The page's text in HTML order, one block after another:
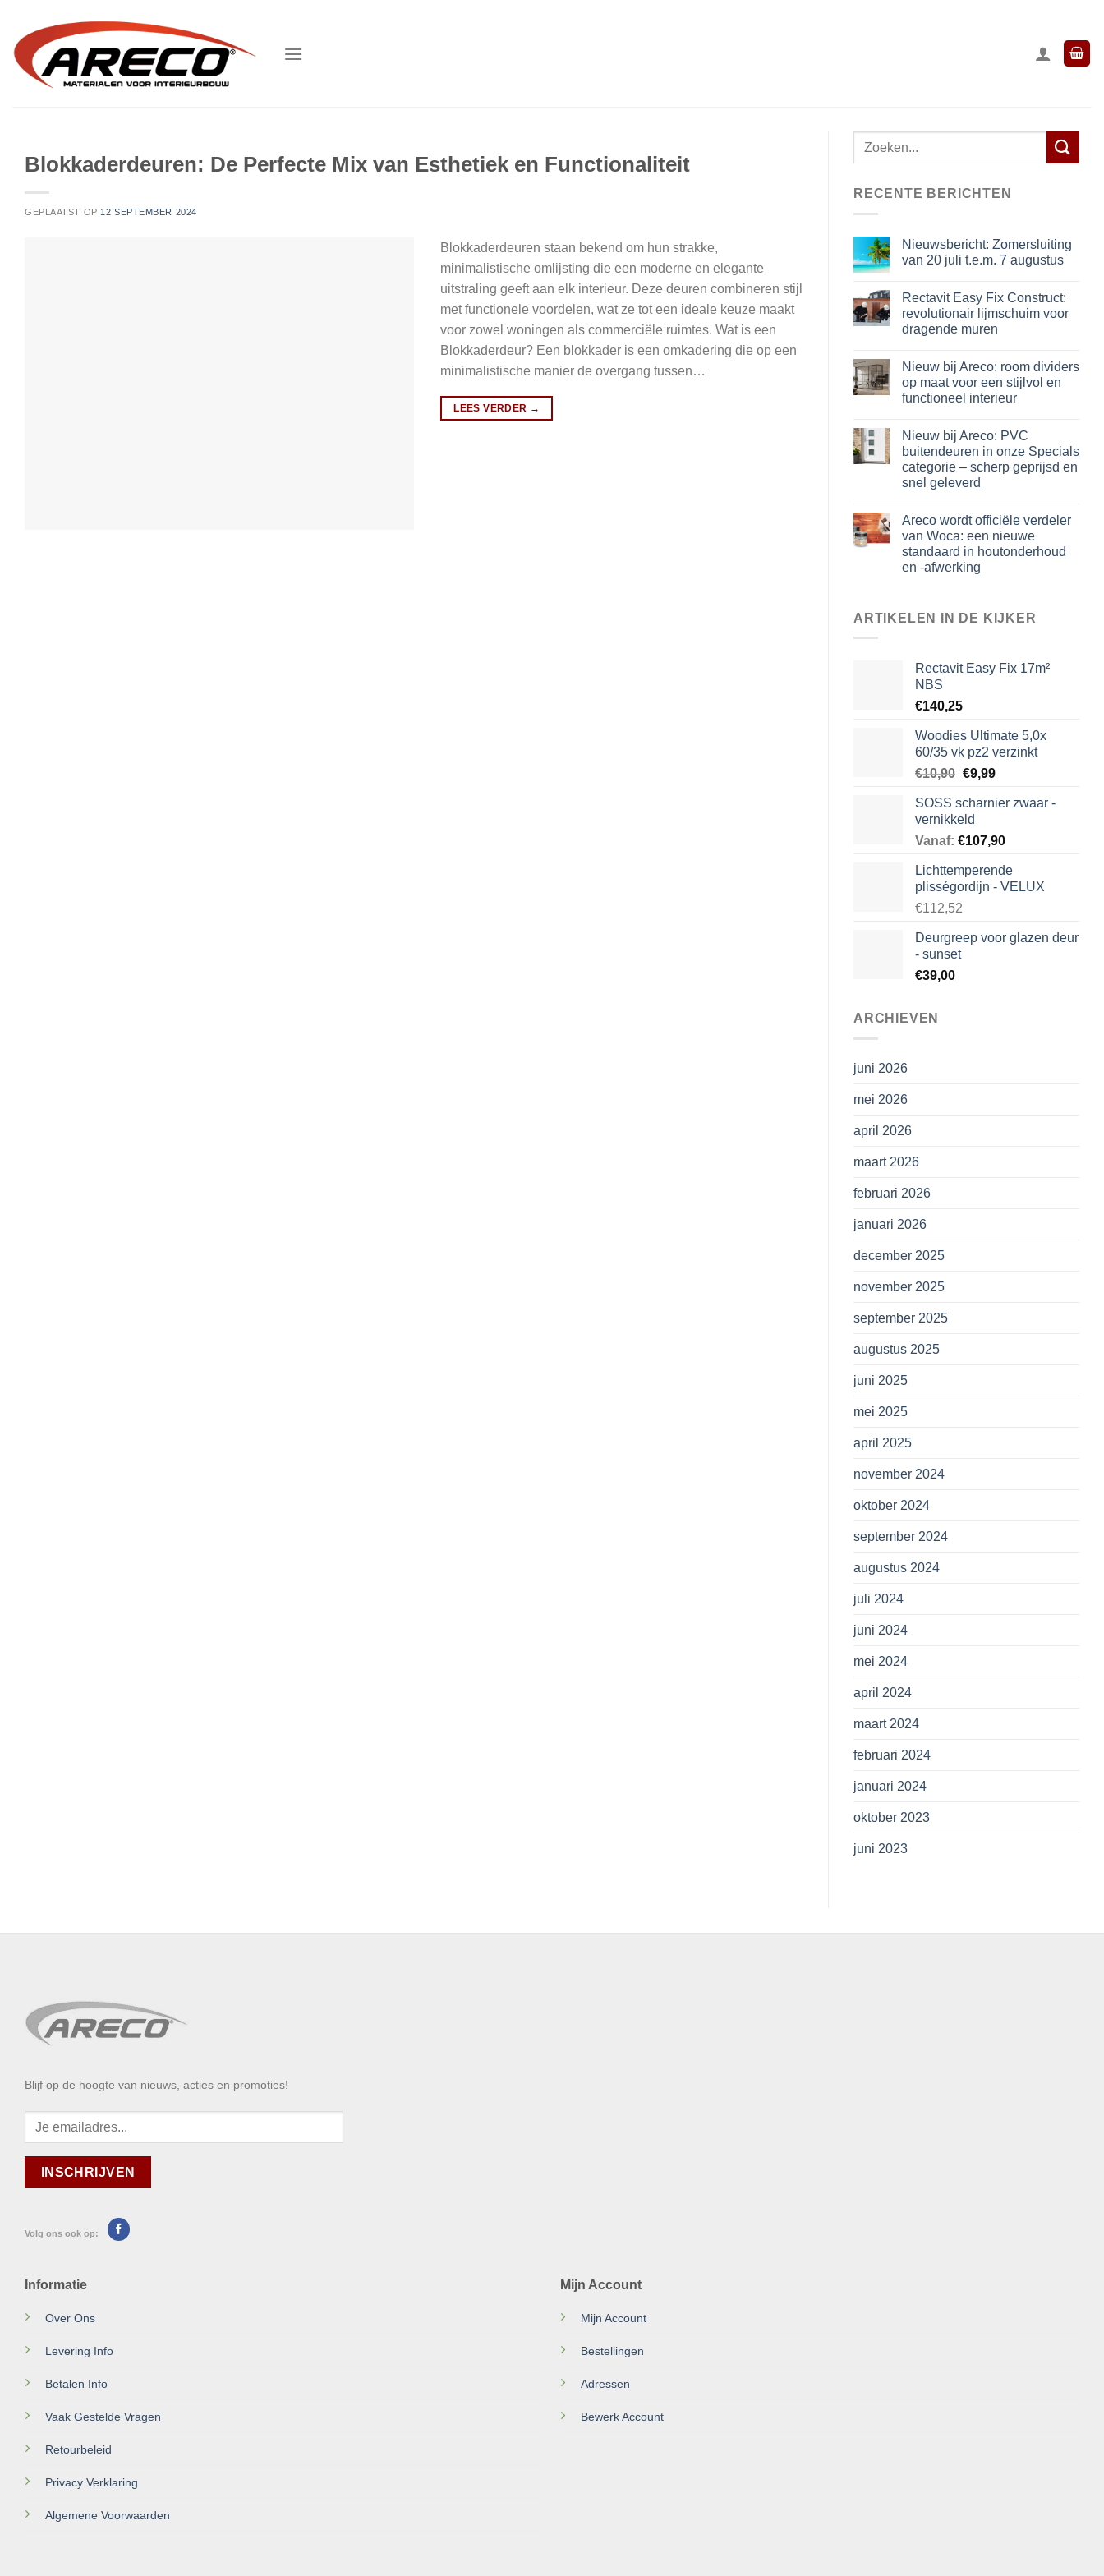
inhoud
Blokkaderdeuren: De Perfecte Mix van Esthetiek en Functionaliteit
GEPLAATST OP 12 SEPTEMBER 2024
Blokkaderdeuren staan bekend om hun strakke,
minimalistische omlijsting die een moderne en elegante
uitstraling geeft aan elk interieur. Deze deuren combineren stijl
met functionele voordelen, wat ze tot een ideale keuze maakt
voor zowel woningen als commerciële ruimtes. Wat is een
Blokkaderdeur? Een blokkader is een omkadering die op een
minimalistische manier de overgang tussen…
LEES VERDER →
Zoeken
naar:
RECENTE BERICHTEN
Nieuwsbericht: Zomersluiting
van 20 juli t.e.m. 7 augustus
Rectavit Easy Fix Construct:
revolutionair lijmschuim voor
dragende muren
Nieuw bij Areco: room dividers
op maat voor een stijlvol en
functioneel interieur
Nieuw bij Areco: PVC
buitendeuren in onze Specials
categorie – scherp geprijsd en
snel geleverd
Areco wordt officiële verdeler
van Woca: een nieuwe
standaard in houtonderhoud
en -afwerking
ARTIKELEN IN DE KIJKER
Rectavit Easy Fix 17m²
NBS
€140,25
Woodies Ultimate 5,0x
60/35 vk pz2 verzinkt
€10,90 Oorspronkelijke
was:
€10,90.
€9,99Huidige
is:
SOSS scharnier zwaar -
vernikkeld
Vanaf: €107,90
Lichttemperende
plisségordijn - VELUX
€112,52
Deurgreep voor glazen deur
- sunset
€39,00
ARCHIEVEN
juni 2026
mei 2026
april 2026
maart 2026
februari 2026
januari 2026
december 2025
november 2025
september 2025
augustus 2025
juni 2025
mei 2025
april 2025
november 2024
oktober 2024
september 2024
augustus 2024
juli 2024
juni 2024
mei 2024
april 2024
maart 2024
februari 2024
januari 2024
oktober 2023
juni 2023
Blijf op de hoogte van nieuws, acties en promoties!
Volg ons ook op:
Informatie
Over Ons
Levering Info
Betalen Info
Vaak Gestelde Vragen
Retourbeleid
Privacy Verklaring
Algemene Voorwaarden
Mijn Account
Mijn Account
Bestellingen
Adressen
Bewerk Account